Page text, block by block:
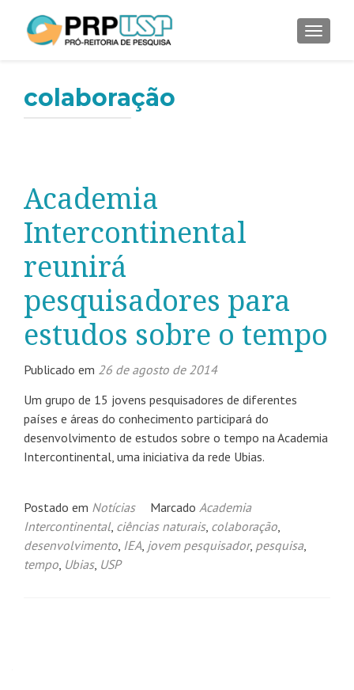
colaboração
Academia
Intercontinental
reunirá
pesquisadores para
estudos sobre o tempo
Publicado em 26 de agosto de 2014
Um grupo de 15 jovens pesquisadores de diferentes
países e áreas do conhecimento participará do
desenvolvimento de estudos sobre o tempo na Academia
Intercontinental, uma iniciativa da rede Ubias.
Postado em Notícias Marcado Academia
Intercontinental, ciências naturais, colaboração,
desenvolvimento, IEA, jovem pesquisador, pesquisa,
tempo, Ubias, USP